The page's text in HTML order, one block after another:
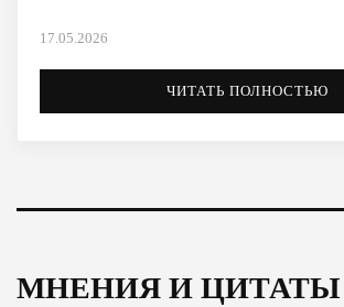
17.05.2026
ЧИТАТЬ ПОЛНОСТЬЮ
МНЕНИЯ И ЦИТАТЫ